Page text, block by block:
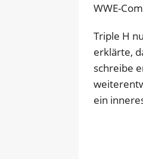
WWE-
Triple H
erklärte,
schreibe
ein